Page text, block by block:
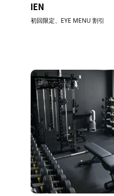
IEN
初回限定、EYE MENU 割引